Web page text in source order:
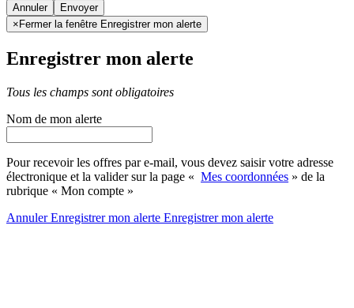
Annuler
× Fermer la fenêtre Enregistrer mon alerte
Enregistrer mon alerte
Tous les champs sont obligatoires
Nom de mon alerte
Pour recevoir les offres par e-mail, vous devez saisir votre adresse
électronique et la valider sur la page « Mes coordonnées » de la
rubrique « Mon compte »
AnnulerEnregistrer mon alerte Enregistrermon alerte